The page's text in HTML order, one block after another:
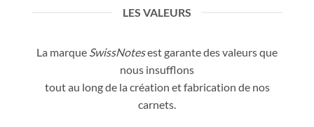
LES VALEURS
La marque SwissNotesest garante des valeurs que
nous insufflons
tout au long de la création et fabrication de nos
carnets.